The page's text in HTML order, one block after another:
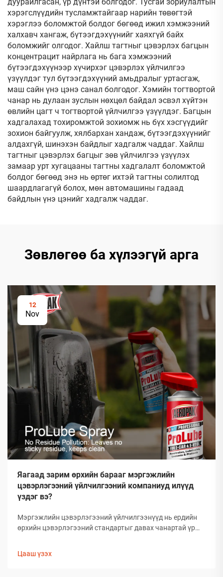
хэрэгслүүдийн тусламжтайгаар нарийн төвөгтэй
хэрэглээ боломжтой болдог бөгөөд ижил хэмжээний
халхавч хангаж, бүтээгдэхүүнийг хаяхгүй байх
боломжийг олгодог. Хайлш тагтныг цэвэрлэх багцын
концентрацит найрлага нь бага хэмжээний
бүтээгдэхүүнээр хүчирхэг цэвэрлэх үйлчилгээ
үзүүлдэг тул бүтээгдэхүүний амьдралыг уртасгаж,
маш сайн үнэ цэнэ санал болгодог. Хэмийн тогтвортой
чанар нь дулаан зуслын нөхцөл байдал эсвэл хүйтэн
өвлийн цагт ч тогтвортой үйлчилгээ үзүүлдэг. Багцын
хадгалахад тохиромжтой зохиомж нь бүх хэсгүүдийг
зохион байгуулж, хялбархан хандаж, бүтээгдэхүүнийг
алдахгүй, шинэхэн байдлыг хадгалж чаддаг. Хайлш
тагтныг цэвэрлэх багцыг зөв үйлчилгээ үзүүлэх
замаар урт хугацааны тагтны хадгалалт боломжтой
болдог бөгөөд энэ нь өртөг ихтэй тагтны солилтод
шаардлагагүй болох, мөн автомашины гадаад
байдлын үнэ цэнийг хадгалж чаддаг.
Зөвлөгөө ба хүлээгүй арга
12
Nov
Яагаад зарим өрхийн барааг мэргэжлийн
цэвэрлэгээний үйлчилгээний компаниуд илүүд
үздэг вэ?
Мэргэжлийн цэвэрлэгээний үйлчилгээнүүд нь ердийн
өрхийн цэвэрлэгээний стандартыг давах чанартай үр
туршлагаар баталгаажсан, өөрсдийн үр дүнтэй байдлыг
Цааш үзэх